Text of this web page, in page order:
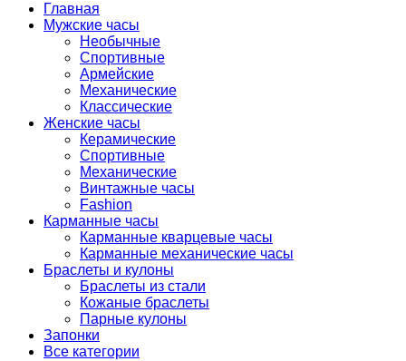
Главная
Мужские часы
Необычные
Спортивные
Армейские
Механические
Классические
Женские часы
Керамические
Спортивные
Механические
Винтажные часы
Fashion
Карманные часы
Карманные кварцевые часы
Карманные механические часы
Браслеты и кулоны
Браслеты из стали
Кожаные браслеты
Парные кулоны
Запонки
Все категории